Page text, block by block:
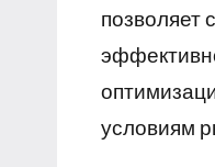
позволяет
условиям